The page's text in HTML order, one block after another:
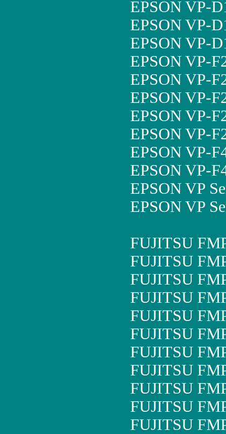
EPSON VP-
EPSON VP-
EPSON VP-
EPSON VP-
EPSON VP-
EPSON VP-
EPSON VP-
EPSON VP-
EPSON VP-
EPSON VP-
EPSON VP
EPSON VP
FUJITSU
FUJITSU
FUJITSU
FUJITSU
FUJITSU
FUJITSU
FUJITSU
FUJITSU
FUJITSU
FUJITSU
FUJITSU